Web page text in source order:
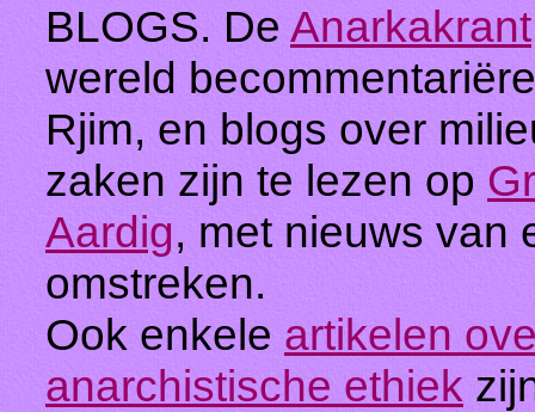
BLOGS. De Anarkakrant
wereld
Rjim, en blogs over
zaken zijn te lezen op
Aardig, met nieuws van
omstreken.
Ook enkele artikelen
anarchistische ethiek